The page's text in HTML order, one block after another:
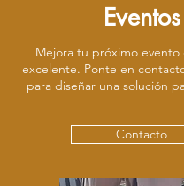
Eventos
Mejora tu próximo evento
excelente. Ponte en
para diseñar una solución
Contacto